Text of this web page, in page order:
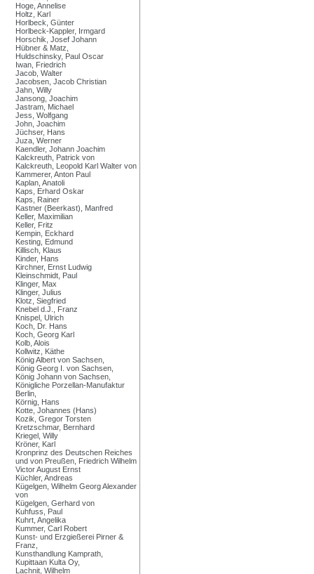
Hoge, Annelise
Holtz, Karl
Horlbeck, Günter
Horlbeck-Kappler, Irmgard
Horschik, Josef Johann
Hübner & Matz,
Huldschinsky, Paul Oscar
Iwan, Friedrich
Jacob, Walter
Jacobsen, Jacob Christian
Jahn, Willy
Jansong, Joachim
Jastram, Michael
Jess, Wolfgang
John, Joachim
Jüchser, Hans
Juza, Werner
Kaendler, Johann Joachim
Kalckreuth, Patrick von
Kalckreuth, Leopold Karl Walter von
Kammerer, Anton Paul
Kaplan, Anatoli
Kaps, Erhard Oskar
Kaps, Rainer
Kastner (Beerkast), Manfred
Keller, Maximilian
Keller, Fritz
Kempin, Eckhard
Kesting, Edmund
Killisch, Klaus
Kinder, Hans
Kirchner, Ernst Ludwig
Kleinschmidt, Paul
Klinger, Max
Klinger, Julius
Klotz, Siegfried
Knebel d.J., Franz
Knispel, Ulrich
Koch, Dr. Hans
Koch, Georg Karl
Kolb, Alois
Kollwitz, Käthe
König Albert von Sachsen,
König Georg I. von Sachsen,
König Johann von Sachsen,
Königliche Porzellan-Manufaktur
Berlin,
Körnig, Hans
Kotte, Johannes (Hans)
Kozik, Gregor Torsten
Kretzschmar, Bernhard
Kriegel, Willy
Kröner, Karl
Kronprinz des Deutschen Reiches
und von Preußen, Friedrich Wilhelm
Victor August Ernst
Küchler, Andreas
Kügelgen, Wilhelm Georg Alexander
von
Kügelgen, Gerhard von
Kuhfuss, Paul
Kuhrt, Angelika
Kummer, Carl Robert
Kunst- und Erzgießerei Pirner &
Franz,
Kunsthandlung Kamprath,
Kupittaan Kulta Oy,
Lachnit, Wilhelm